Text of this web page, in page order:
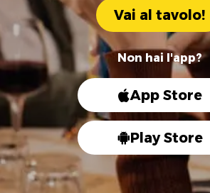
Vai al tavolo!
Non hai l'app?
App Store
Play Store